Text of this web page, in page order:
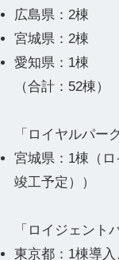
広島県：2棟
宮城県：2棟
愛知県：1棟
（合計：52棟）
「ロイヤルパー
宮城県：1棟（
竣工予定））
「ロイジェント
東京都：1棟導